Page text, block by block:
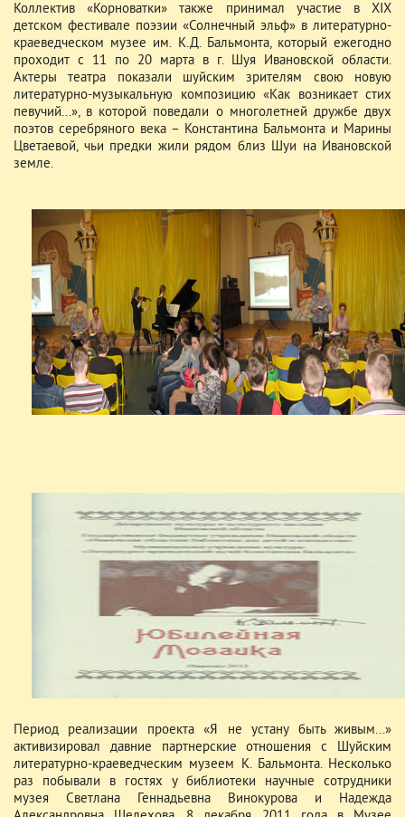
Коллектив «Корноватки» также принимал участие в XIX
детском фестивале поэзии «Солнечный эльф» в литературно-
краеведческом музее им. К.Д. Бальмонта, который ежегодно
проходит с 11 по 20 марта в г. Шуя Ивановской области.
Актеры театра показали шуйским зрителям свою новую
литературно-музыкальную композицию «Как возникает стих
певучий...», в которой поведали о многолетней дружбе двух
поэтов серебряного века – Константина Бальмонта и Марины
Цветаевой, чьи предки жили рядом близ Шуи на Ивановской
земле.
Период реализации проекта «Я не устану быть живым...»
активизировал давние партнерские отношения с Шуйским
литературно-краеведческим музеем К. Бальмонта. Несколько
раз побывали в гостях у библиотеки научные сотрудники
музея Светлана Геннадьевна Винокурова и Надежда